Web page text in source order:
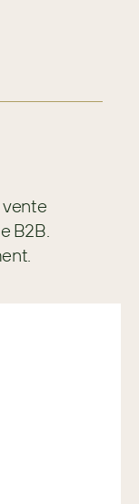
vente
B2B.